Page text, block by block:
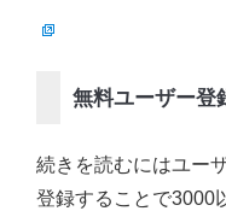
無料ユーザー登
続きを読むにはユー
登録することで3000